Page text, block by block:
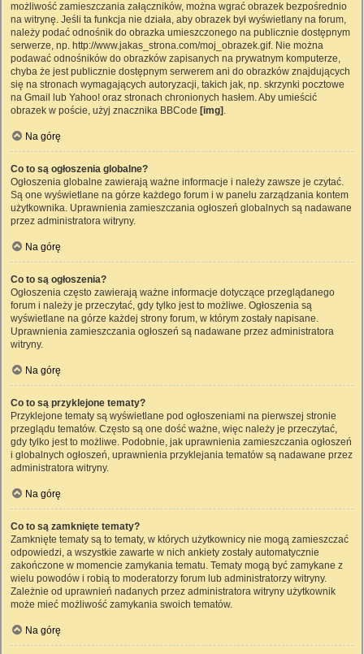
możliwość zamieszczania załączników, można wgrać obrazek bezpośrednio
na witrynę. Jeśli ta funkcja nie działa, aby obrazek był wyświetlany na forum,
należy podać odnośnik do obrazka umieszczonego na publicznie dostępnym
serwerze, np. http://www.jakas_strona.com/moj_obrazek.gif. Nie można
podawać odnośników do obrazków zapisanych na prywatnym komputerze,
chyba że jest publicznie dostępnym serwerem ani do obrazków znajdujących
się na stronach wymagających autoryzacji, takich jak, np. skrzynki pocztowe
na Gmail lub Yahoo! oraz stronach chronionych hasłem. Aby umieścić
obrazek w poście, użyj znacznika BBCode [img] .
Na górę
Co to są ogłoszenia globalne?
Ogłoszenia globalne zawierają ważne informacje i należy zawsze je czytać.
Są one wyświetlane na górze każdego forum i w panelu zarządzania kontem
użytkownika. Uprawnienia zamieszczania ogłoszeń globalnych są nadawane
przez administratora witryny.
Na górę
Co to są ogłoszenia?
Ogłoszenia często zawierają ważne informacje dotyczące przeglądanego
forum i należy je przeczytać, gdy tylko jest to możliwe. Ogłoszenia są
wyświetlane na górze każdej strony forum, w którym zostały napisane.
Uprawnienia zamieszczania ogłoszeń są nadawane przez administratora
witryny.
Na górę
Co to są przyklejone tematy?
Przyklejone tematy są wyświetlane pod ogłoszeniami na pierwszej stronie
przeglądu tematów. Często są one dość ważne, więc należy je przeczytać,
gdy tylko jest to możliwe. Podobnie, jak uprawnienia zamieszczania ogłoszeń
i globalnych ogłoszeń, uprawnienia przyklejania tematów są nadawane przez
administratora witryny.
Na górę
Co to są zamknięte tematy?
Zamknięte tematy są to tematy, w których użytkownicy nie mogą zamieszczać
odpowiedzi, a wszystkie zawarte w nich ankiety zostały automatycznie
zakończone w momencie zamykania tematu. Tematy mogą być zamykane z
wielu powodów i robią to moderatorzy forum lub administratorzy witryny.
Zależnie od uprawnień nadanych przez administratora witryny użytkownik
może mieć możliwość zamykania swoich tematów.
Na górę